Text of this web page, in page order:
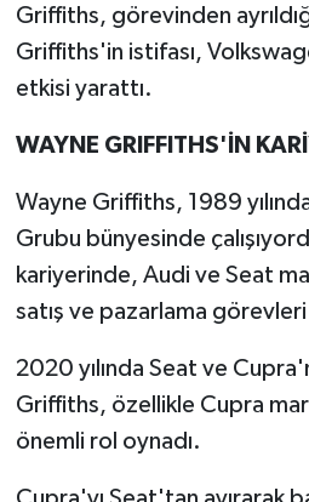
Griffiths, görevinden
Griffiths'in istifası,
etkisi yarattı.
WAYNE GRIFFITHS'İN
Wayne Griffiths, 1989
Grubu bünyesinde
kariyerinde, Audi ve Seat
satış ve pazarlama
2020 yılında Seat ve
Griffiths, özellikle Cupra
önemli rol oynadı.